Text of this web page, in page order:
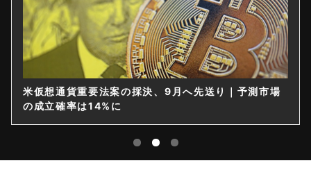
米仮想通貨重要法案の採決、9月へ先送り｜予測市場
の成立確率は14%に